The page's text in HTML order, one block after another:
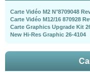
Carte Vidéo M2 N°8709048
Carte Vidéo M12/16 870928
Carte Graphics Upgrade Kit
New Hi-Res Graphic 26-4104